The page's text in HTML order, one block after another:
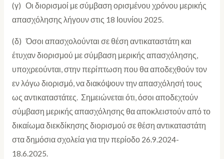
(γ) Οι διορισμοί με σύμβαση ορισμένου χρόνου μερικής
απασχόλησης λήγουν στις 18 Ιουνίου 2025.
(δ) Όσοι απασχολούνται σε θέση αντικαταστάτη και
έτυχαν διορισμού με σύμβαση μερικής απασχόλησης,
υποχρεούνται, στην περίπτωση που θα αποδεχθούν τον
εν λόγω διορισμό, να διακόψουν την απασχόλησή τους
ως αντικαταστάτες. Σημειώνεται ότι, όσοι αποδεχτούν
σύμβαση μερικής απασχόλησης θα αποκλειστούν από το
δικαίωμα διεκδίκησης διορισμού σε θέση αντικαταστάτη
στα δημόσια σχολεία για την περίοδο 26.9.2024-
18.6.2025.